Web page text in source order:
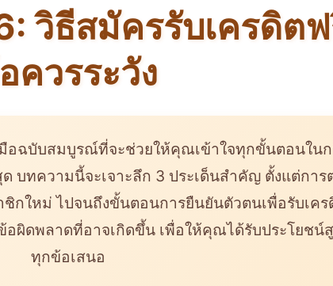
วิธีสมัครรับเครดิตฟ
ควรระวัง
อฉบับสมบูรณ์ที่จะช่วยให้คุณเข้าใจทุกขั้นตอนใน
บทความนี้จะเจาะลึก 3 ประเด็นสำคัญ ตั้งแต่การ
กใหม่ ไปจนถึงขั้นตอนการยืนยันตัวตนเพื่อรับเค
อผิดพลาดที่อาจเกิดขึ้น เพื่อให้คุณได้รับประโยชน์
ทุกข้อเสนอ